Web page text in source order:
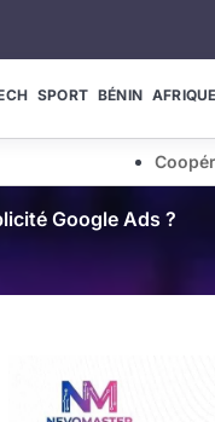
SPORT BÉNIN AFRIQUE
Coopération Bénin-
Google Ads ?